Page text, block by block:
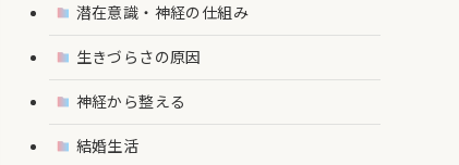
潜在意識・神経の仕組み
生きづらさの原因
神経から整える
結婚生活